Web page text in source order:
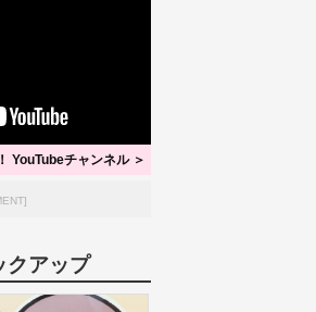
YouTubeチャンネル ＞
クアップ